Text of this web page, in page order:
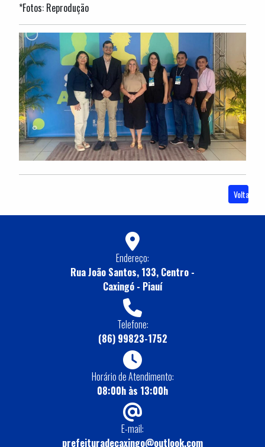
*Fotos: Reprodução
Voltar
Endereço:
Rua João Santos, 133, Centro -
Caxingó - Piauí
Telefone:
(86) 99823-1752
Horário de Atendimento:
08:00h às 13:00h
E-mail:
prefeituradecaxingo@outlook.com